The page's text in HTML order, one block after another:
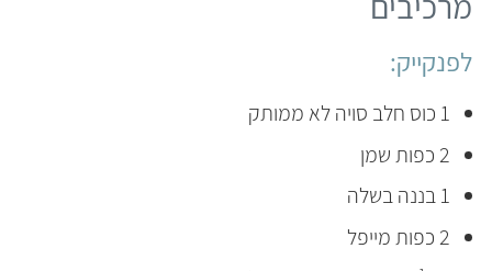
לפנקייק:
1 כוס חלב סויה לא ממותק
2 כפות שמן
1 בננה בשלה
2 כפות מייפל